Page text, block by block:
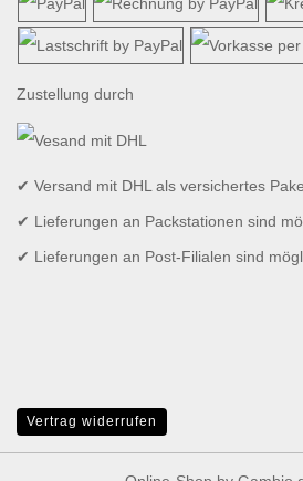
Zustellung durch
✔ Versand mit DHL als versichertes
✔ Lieferungen an Packstationen sind
✔ Lieferungen an Post-Filialen sind
Vertrag widerrufen